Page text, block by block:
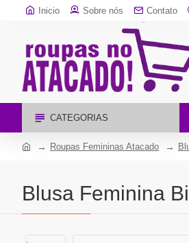
Inicio Sobre nós Contato
CATEGORIAS
Roupas Femininas Atacado
Blusa Feminina